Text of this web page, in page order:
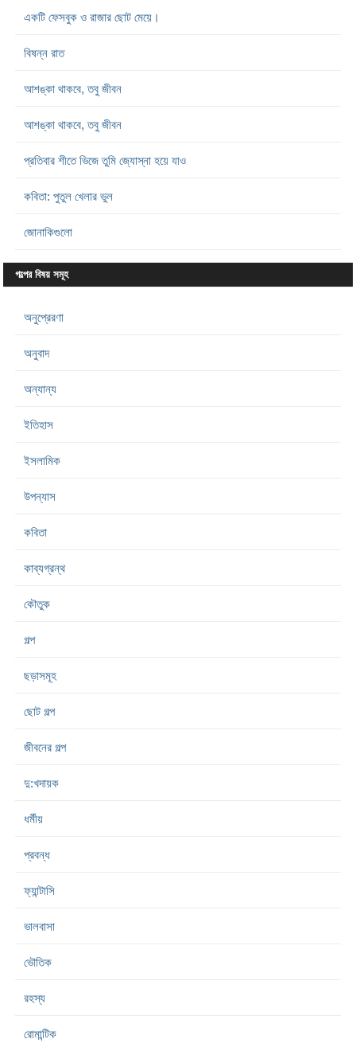
একটি ফেসবুক ও রাজার ছোট মেয়ে।
বিষন্ন রাত
আশঙ্কা থাকবে, তবু জীবন
আশঙ্কা থাকবে, তবু জীবন
প্রতিবার শীতে ভিজে তুমি জ্যোস্না হয়ে যাও
কবিতা: পুতুল খেলার ভুল
জোনাকিগুলো
গল্পের বিষয় সমূহ
অনুপ্রেরণা
অনুবাদ
অন্যান্য
ইতিহাস
ইসলামিক
উপন্যাস
কবিতা
কাব্যগ্রন্থ
কৌতুক
গল্প
ছড়াসমূহ
ছোট গল্প
জীবনের গল্প
দু:খদায়ক
ধর্মীয়
প্রবন্ধ
ফ্যান্টাসি
ভালবাসা
ভৌতিক
রহস্য
রোমান্টিক